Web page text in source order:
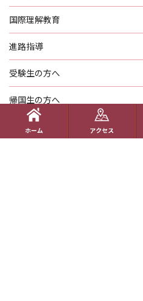
国際理解教育
進路指導
受験生の方へ
帰国生の方へ
学校概要
ホーム アクセス